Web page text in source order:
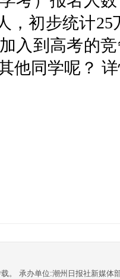
，初步统计
入到高考的
他同学呢？
。 承办单位:潮州日报社新媒体